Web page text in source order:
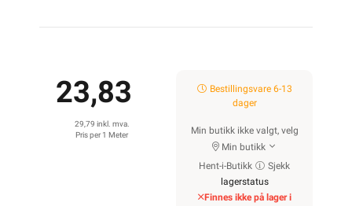
23,83
29,79 inkl. mva.
Pris per 1 Meter
Bestillingsvare 6-13
dager
Min butikk ikke valgt, velg
Min butikk
Hent-i-Butikk
Sjekk
lagerstatus
Finnes ikke på lager i